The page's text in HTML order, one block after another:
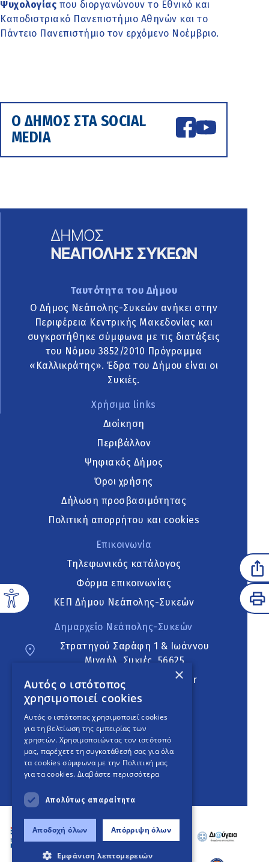
Ψυχολογίας που διοργανώνουν το Εθνικό και
Καποδιστριακό Πανεπιστήμιο Αθηνών και το
Πάντειο Πανεπιστήμιο τον ερχόμενο Νοέμβριο.
Ο ΔΗΜΟΣ ΣΤΑ SOCIAL
MEDIA
Ταυτότητα του Δήμου
Ο Δήμος Νεάπολης-Συκεών ανήκει στην
Περιφέρεια Κεντρικής Μακεδονίας και
συγκροτήθηκε σύμφωνα με τις διατάξεις
του Νόμου 3852/2010 Πρόγραμμα
«Καλλικράτης». Έδρα του Δήμου είναι οι
Συκιές.
Χρήσιμα links
Διοίκηση
Περιβάλλον
Ψηφιακός Δήμος
Όροι χρήσης
Δήλωση προσβασιμότητας
Πολιτική απορρήτου και cookies
Επικοινωνία
Τηλεφωνικός κατάλογος
Φόρμα επικοινωνίας
ΚΕΠ Δήμου Νεάπολης-Συκεών
Δημαρχείο Νεάπολης-Συκεών
Στρατηγού Σαράφη 1 & Ιωάννου
Μιχαήλ, Συκιές, 56625
neapoli.sykies@ddt.gov.gr
Ακολουθήστε
English Version
An project
×
Αυτός ο ιστότοπος
χρησιμοποιεί cookies
Αυτός ο ιστότοπος χρησιμοποιεί cookies
για τη βελτίωση της εμπειρίας των
χρηστών. Χρησιμοποιώντας τον ιστότοπό
μας, παρέχετε τη συγκατάθεσή σας για όλα
τα cookies σύμφωνα με την Πολιτική μας
για τα cookies. Διαβάστε περισσότερα
Απολύτως απαραίτητα
Αποδοχή όλων Απόρριψη όλων
Εμφάνιση λεπτομερειών